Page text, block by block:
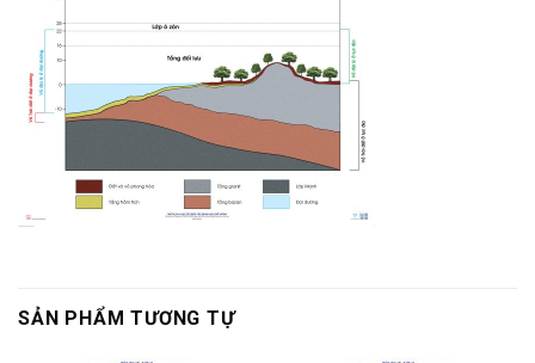
SẢN PHẨM TƯƠNG TỰ